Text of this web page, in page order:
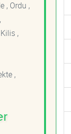
, Ordu ,
,
,